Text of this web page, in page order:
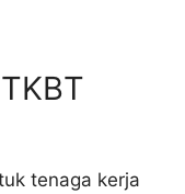
tenaga kerja